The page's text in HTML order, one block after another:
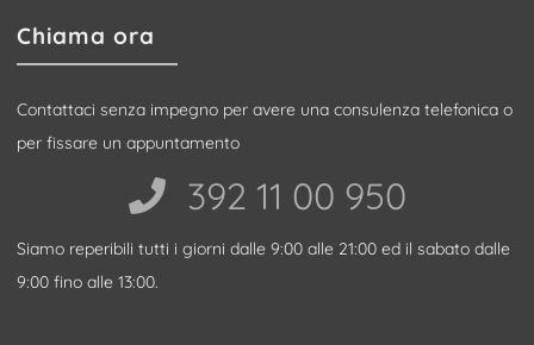
Chiama ora
Contattaci senza impegno per avere una consulenza telefonica o
per fissare un appuntamento
392 11 00 950‬
Siamo reperibili tutti i giorni dalle 9:00 alle 21:00 ed il sabato dalle
9:00 fino alle 13:00.